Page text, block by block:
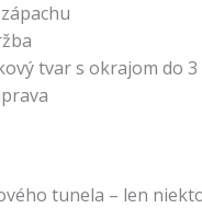
tvar s okrajom do 3
tunela – len